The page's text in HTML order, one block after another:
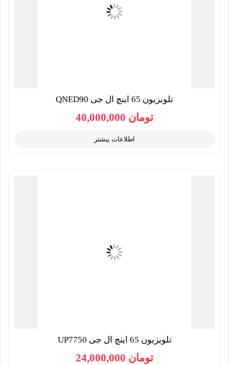
تلویزیون 65 اینچ ال جی QNED90
تومان
اطلاعات بیشتر
تلویزیون 65 اینچ ال جی UP7750
تومان